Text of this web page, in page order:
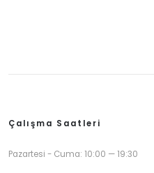
Çalışma Saatleri
Pazartesi - Cuma: 10:00 — 19:30